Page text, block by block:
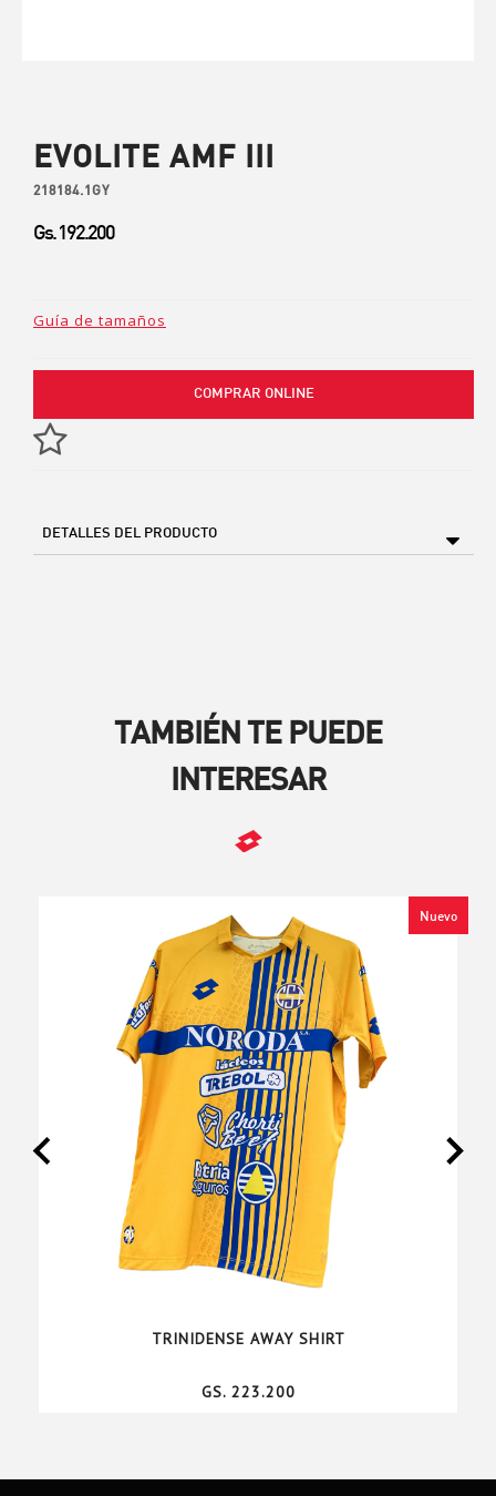
EVOLITE AMF III
218184.1GY
Gs. 192.200
Guía de tamaños
COMPRAR ONLINE
DETALLES DEL PRODUCTO
TAMBIÉN TE PUEDE
INTERESAR
Nuevo
TRINIDENSE AWAY SHIRT
GS. 223.200